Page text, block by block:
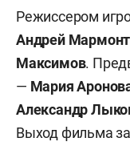
Режиссером
Андрей
Максимов.
— Мария
Александр
Выход фильма